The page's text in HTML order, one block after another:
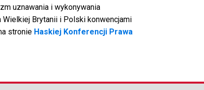
uznawania i wykonywania
Brytanii i Polski konwencjami
stronie Haskiej Konferencji Prawa